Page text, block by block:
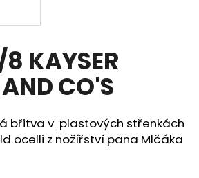
KAYSER
CO'S
břitva v plastových střenkách
ocelli z nožířství pana Mlčáka